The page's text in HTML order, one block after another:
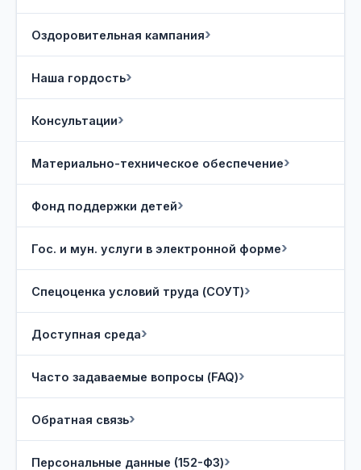
Оздоровительная кампания
Наша гордость
Консультации
Материально-техническое обеспечение
Фонд поддержки детей
Гос. и мун. услуги в электронной форме
Спецоценка условий труда (СОУТ)
Доступная среда
Часто задаваемые вопросы (FAQ)
Обратная связь
Персональные данные (152-ФЗ)